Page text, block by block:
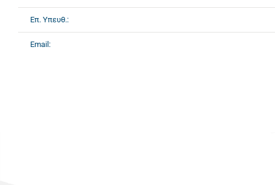
Επ. Υπευθ.:
Email: